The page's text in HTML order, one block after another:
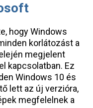
hogy Windows
korlátozást a
megjelent
kapcsolatban. Ez
Windows 10 és
lett az új verzióra,
megfelelnek a